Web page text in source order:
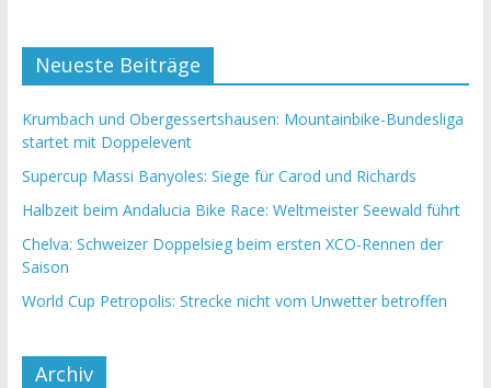
Neueste Beiträge
Krumbach und Obergessertshausen: Mountainbike-Bundesliga
startet mit Doppelevent
Supercup Massi Banyoles: Siege für Carod und Richards
Halbzeit beim Andalucia Bike Race: Weltmeister Seewald führt
Chelva: Schweizer Doppelsieg beim ersten XCO-Rennen der
Saison
World Cup Petropolis: Strecke nicht vom Unwetter betroffen
Archiv